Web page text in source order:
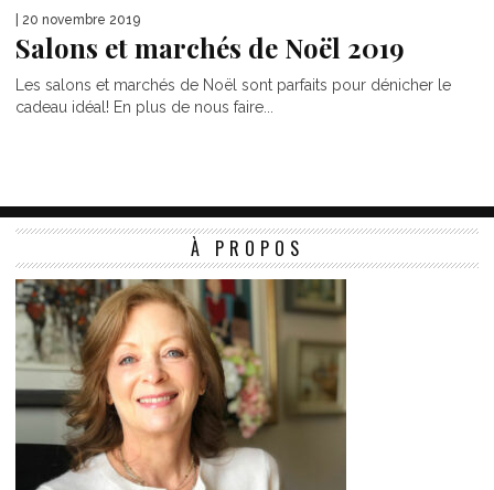
| 20 novembre 2019
Salons et marchés de Noël 2019
Les salons et marchés de Noël sont parfaits pour dénicher le
cadeau idéal! En plus de nous faire...
À PROPOS